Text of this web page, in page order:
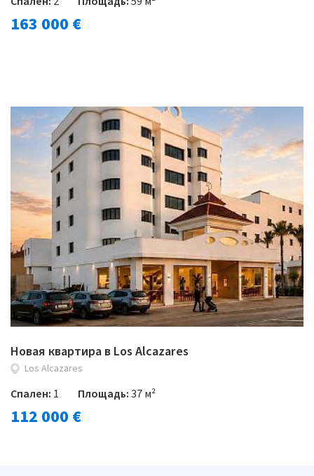
163 000 €
Новая квартира в Los Alcazares
Los Alcazares
Спален: 1 Площадь:37 м²
112 000 €